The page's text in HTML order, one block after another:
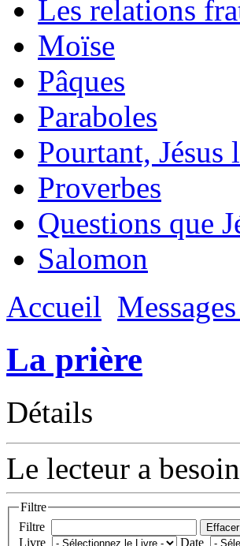
Les relations
Moïse
Pâques
Paraboles
Pourtant, Jésus
Proverbes
Questions que
Salomon
Accueil
La prière
Détails
Le lecteur a
Filtre
Filtre
Effacer
Livre Date